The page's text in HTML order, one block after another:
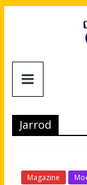
Tv,
Cinema,
news
Jarrod
Magazine